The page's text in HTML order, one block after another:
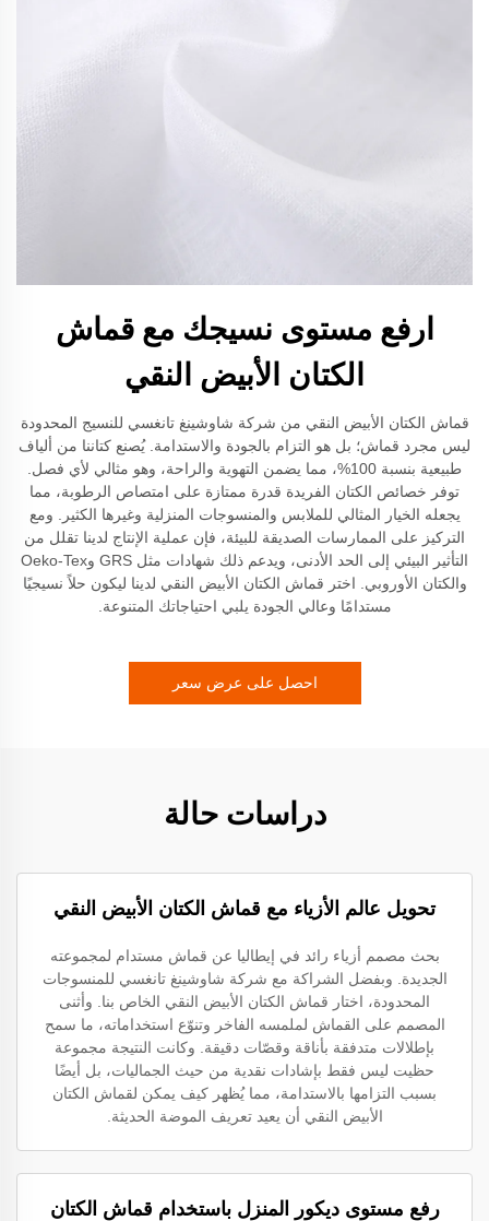
ارفع مستوى نسيجك مع قماش
الكتان الأبيض النقي
قماش الكتان الأبيض النقي من شركة شاوشينغ تانغسي للنسيج المحدودة
ليس مجرد قماش؛ بل هو التزام بالجودة والاستدامة. يُصنع كتاننا من ألياف
طبيعية بنسبة 100%، مما يضمن التهوية والراحة، وهو مثالي لأي فصل.
توفر خصائص الكتان الفريدة قدرة ممتازة على امتصاص الرطوبة، مما
يجعله الخيار المثالي للملابس والمنسوجات المنزلية وغيرها الكثير. ومع
التركيز على الممارسات الصديقة للبيئة، فإن عملية الإنتاج لدينا تقلل من
التأثير البيئي إلى الحد الأدنى، ويدعم ذلك شهادات مثل GRS وOeko-Tex
والكتان الأوروبي. اختر قماش الكتان الأبيض النقي لدينا ليكون حلاً نسيجيًا
مستدامًا وعالي الجودة يلبي احتياجاتك المتنوعة.
احصل على عرض سعر
دراسات حالة
تحويل عالم الأزياء مع قماش الكتان الأبيض النقي
بحث مصمم أزياء رائد في إيطاليا عن قماش مستدام لمجموعته
الجديدة. وبفضل الشراكة مع شركة شاوشينغ تانغسي للمنسوجات
المحدودة، اختار قماش الكتان الأبيض النقي الخاص بنا. وأثنى
المصمم على القماش لملمسه الفاخر وتنوّع استخداماته، ما سمح
بإطلالات متدفقة بأناقة وقصّات دقيقة. وكانت النتيجة مجموعة
حظيت ليس فقط بإشادات نقدية من حيث الجماليات، بل أيضًا
بسبب التزامها بالاستدامة، مما يُظهر كيف يمكن لقماش الكتان
الأبيض النقي أن يعيد تعريف الموضة الحديثة.
رفع مستوى ديكور المنزل باستخدام قماش الكتان